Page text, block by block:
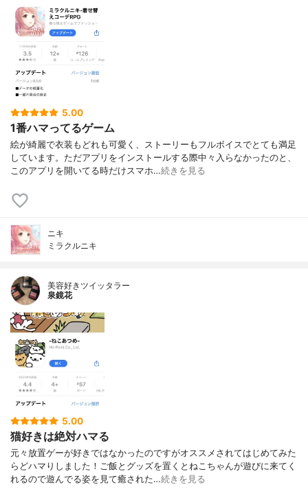
5.00
1番ハマってるゲーム
絵が綺麗で衣装もどれも可愛く、ストーリーもフルボイスでとても満足
しています。ただアプリをインストールする際中々入らなかったのと、
このアプリを開いてる時だけスマホ…続きを見る
ニキ
ミラクルニキ
美容好きツイッタラー
泉鏡花
5.00
猫好きは絶対ハマる
元々放置ゲーが好きではなかったのですがオススメされてはじめてみた
らどハマりしました！ご飯とグッズを置くとねこちゃんが遊びに来てく
れるので遊んでる姿を見て癒された…続きを見る